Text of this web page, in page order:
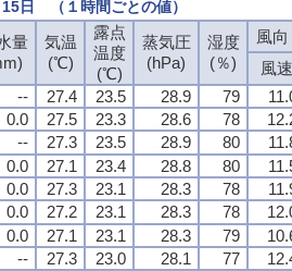
日 （１時間ごとの値）
量
気温
(℃)
露点
温度
(℃)
蒸気圧
(hPa)
湿度
(％)
風
風速
-- 27.4 23.5 28.9 79
0.0 27.5 23.3 28.6 78
-- 27.3 23.5 28.9 80
0.0 27.1 23.4 28.8 80
0.0 27.3 23.1 28.3 78
0.0 27.2 23.1 28.3 78
0.0 27.1 23.1 28.3 79
-- 27.3 23.0 28.1 77